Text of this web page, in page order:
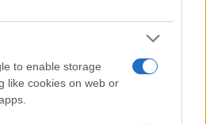
to enable storage
like cookies on web or
pubblica di Sarri e i sogni dei